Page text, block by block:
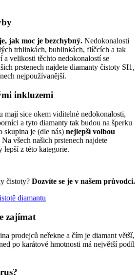
jak moc je bezchybný. Nedokonalosti
trhlinkách, bublinkách, flíčcích a tak
a velikosti těchto nedokonalostí se
prstenech najdete diamanty čistoty SI1,
nejpoužívanější.
inkluzemi
mají sice okem viditelné nedokonalosti,
a tyto diamanty tak budou na šperku
skupina je (dle nás) nejlepší volbou
Na všech našich prstenech najdete
lepší z této kategorie.
čistoty? Dozvíte se je v našem průvodci.
diamantu
zajímat
prodejců neřekne a čím je diamant větší,
po karátové hmotnosti má největší podíl